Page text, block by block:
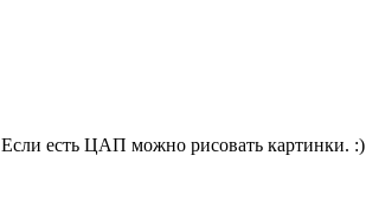
есть ЦАП можно рисовать картинки. :)